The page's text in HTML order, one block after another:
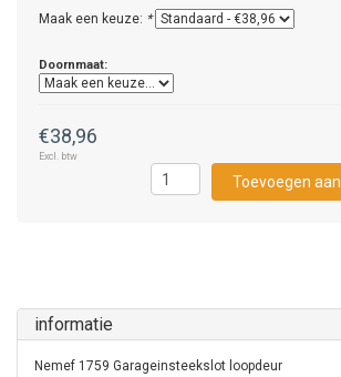
Maak een keuze: *
Doornmaat:
€38,96
Excl. btw
Toevoegen
informatie
Nemef 1759 Garageinsteekslot loopdeur